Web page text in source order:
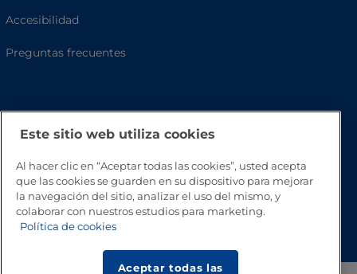
Accesibilidad
Preguntas frecuentes
Volver a inicio
Este sitio web utiliza cookies
Al hacer clic en “Aceptar todas las cookies”, usted acepta
que las cookies se guarden en su dispositivo para mejorar
la navegación del sitio, analizar el uso del mismo, y
colaborar con nuestros estudios para marketing.
Política de cookies
Aceptar todas las